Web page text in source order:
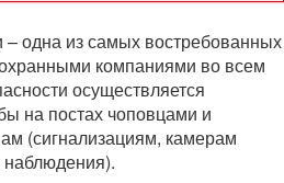
одна из самых востребованных
компаниями во всем
осуществляется
на постах чоповцами и
(сигнализациям, камерам
наблюдения).